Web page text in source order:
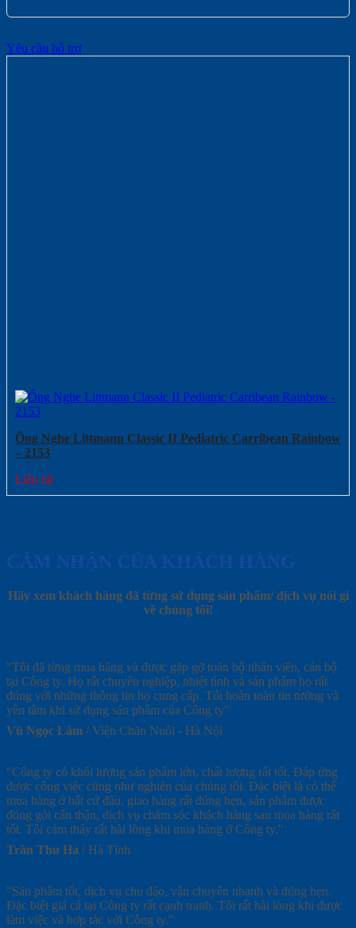
Yêu cầu hỗ trợ
Ống Nghe Littmann Classic II Pediatric Carribean Rainbow
– 2153
Liên hệ
CẢM NHẬN CỦA KHÁCH HÀNG
Hãy xem khách hàng đã từng sử dụng sản phẩm/ dịch vụ nói gì
về chúng tôi!
"Tôi đã từng mua hàng và được gặp gỡ toàn bộ nhân viên, cán bộ
tại Công ty. Họ rất chuyên nghiệp, nhiệt tình và sản phẩm họ rất
đúng với những thông tin họ cung cấp. Tôi hoàn toàn tin tưởng và
yên tâm khi sử dụng sản phẩm của Công ty"
Vũ Ngọc Lâm / Viện Chăn Nuôi - Hà Nội
"Công ty có khối lượng sản phẩm lớn, chất lượng rất tốt. Đáp ứng
được công việc cũng như nghiên của chúng tôi. Đặc biệt là có thể
mua hàng ở bất cứ đâu, giao hàng rất đúng hẹn, sản phẩm được
đóng gói cẩn thận, dịch vụ chăm sóc khách hàng sau mua hàng rất
tốt. Tôi cảm thấy rất hài lòng khi mua hàng ở Công ty."
Trần Thu Hà / Hà Tĩnh
"Sản phẩm tốt, dịch vụ chu đáo, vận chuyển nhanh và đúng hẹn.
Đặc biệt giá cả tại Công ty rất cạnh tranh. Tôi rất hài lòng khi được
làm việc và hợp tác với Công ty."